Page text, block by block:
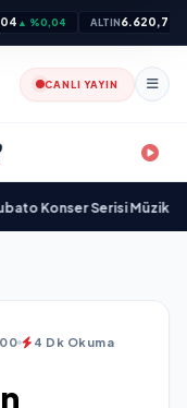
▲ %0,04 ALTIN6.620,78
CANLI YAYIN
Serisi
4 Dk Okuma